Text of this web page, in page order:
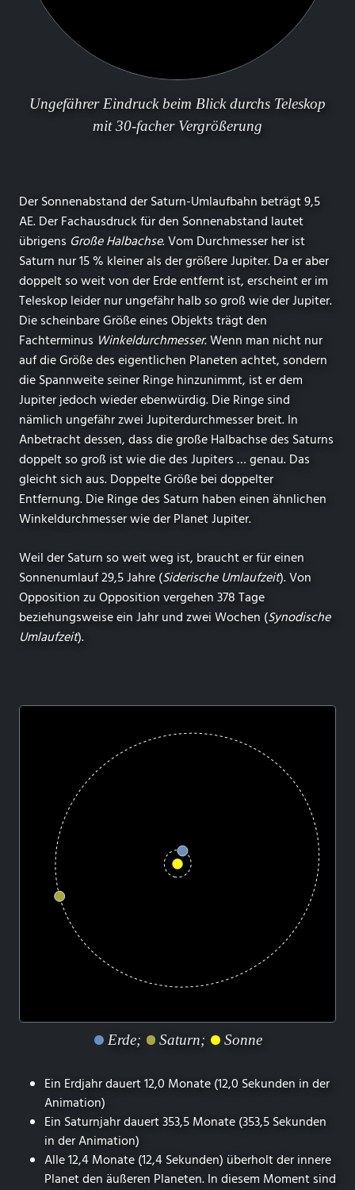
Ungefährer Eindruck beim Blick durchs Teleskop
mit 30-facher Vergrößerung
Der Sonnenabstand der Saturn-Umlaufbahn beträgt 9,5
AE. Der Fachausdruck für den Sonnenabstand lautet
übrigens Große Halbachse. Vom Durchmesser her ist
Saturn nur 15 % kleiner als der größere Jupiter. Da er aber
doppelt so weit von der Erde entfernt ist, erscheint er im
Teleskop leider nur ungefähr halb so groß wie der Jupiter.
Die scheinbare Größe eines Objekts trägt den
Fachterminus Winkeldurchmesser. Wenn man nicht nur
auf die Größe des eigentlichen Planeten achtet, sondern
die Spannweite seiner Ringe hinzunimmt, ist er dem
Jupiter jedoch wieder ebenwürdig. Die Ringe sind
nämlich ungefähr zwei Jupiterdurchmesser breit. In
Anbetracht dessen, dass die große Halbachse des Saturns
doppelt so groß ist wie die des Jupiters … genau. Das
gleicht sich aus. Doppelte Größe bei doppelter
Entfernung. Die Ringe des Saturn haben einen ähnlichen
Winkeldurchmesser wie der Planet Jupiter.
Weil der Saturn so weit weg ist, braucht er für einen
Sonnenumlauf 29,5 Jahre (Siderische Umlaufzeit). Von
Opposition zu Opposition vergehen 378 Tage
beziehungsweise ein Jahr und zwei Wochen (Synodische
Umlaufzeit).
Erde; Saturn; Sonne
Ein Erdjahr dauert 12,0 Monate (12,0 Sekunden in der
Animation)
Ein Saturnjahr dauert 353,5 Monate (353,5 Sekunden
in der Animation)
Alle 12,4 Monate (12,4 Sekunden) überholt der innere
Planet den äußeren Planeten. In diesem Moment sind